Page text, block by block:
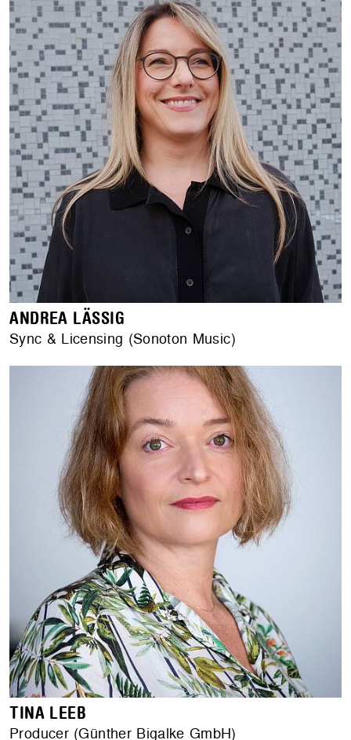
ANDREA LÄSSIG
Sync & Licensing (Sonoton Music)
TINA LEEB
Producer (Günther Bigalke GmbH)